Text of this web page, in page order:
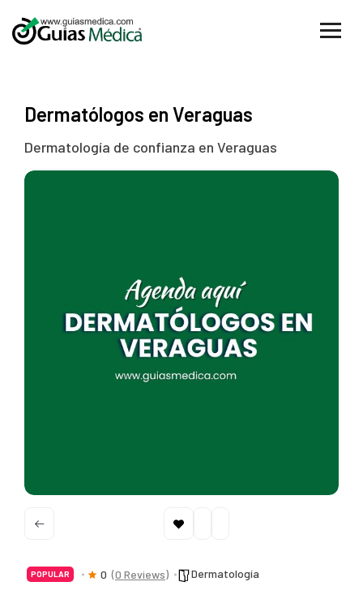
Dermatólogos en Veraguas
Dermatología de confianza en Veraguas
POPULAR 0 (0 Reviews) Dermatología